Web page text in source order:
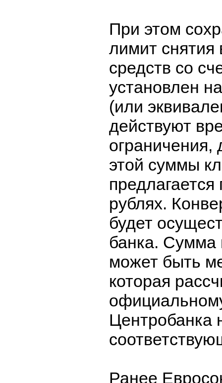
При этом
лимит
средств со
установлен
(или
действуют
ограничения,
этой суммы
предлагается
рублях.
будет
банка. Сумма
может быть
которая
Центробанка
Ранее